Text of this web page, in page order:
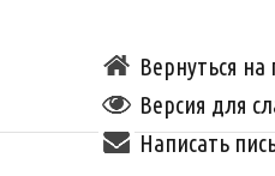
Вернуться на
Версия для
Написать